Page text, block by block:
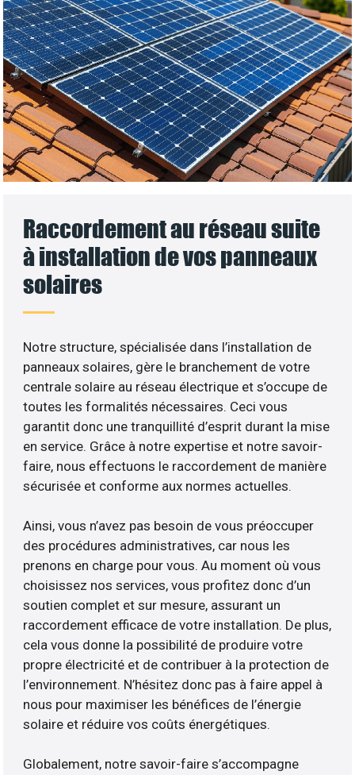
Raccordement au réseau suite
à installation de vos panneaux
solaires
Notre structure, spécialisée dans l’installation de
panneaux solaires, gère le branchement de votre
centrale solaire au réseau électrique et s’occupe de
toutes les formalités nécessaires. Ceci vous
garantit donc une tranquillité d’esprit durant la mise
en service. Grâce à notre expertise et notre savoir-
faire, nous effectuons le raccordement de manière
sécurisée et conforme aux normes actuelles.
Ainsi, vous n’avez pas besoin de vous préoccuper
des procédures administratives, car nous les
prenons en charge pour vous. Au moment où vous
choisissez nos services, vous profitez donc d’un
soutien complet et sur mesure, assurant un
raccordement efficace de votre installation. De plus,
cela vous donne la possibilité de produire votre
propre électricité et de contribuer à la protection de
l’environnement. N’hésitez donc pas à faire appel à
nous pour maximiser les bénéfices de l’énergie
solaire et réduire vos coûts énergétiques.
Globalement, notre savoir-faire s’accompagne